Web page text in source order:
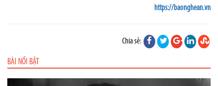
https://baonghean.vn
Chia sẻ:
BÀI NỔI BẬT